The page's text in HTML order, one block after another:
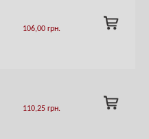
106,00 грн.
ADD
TO
110,25 грн.
ADD
TO